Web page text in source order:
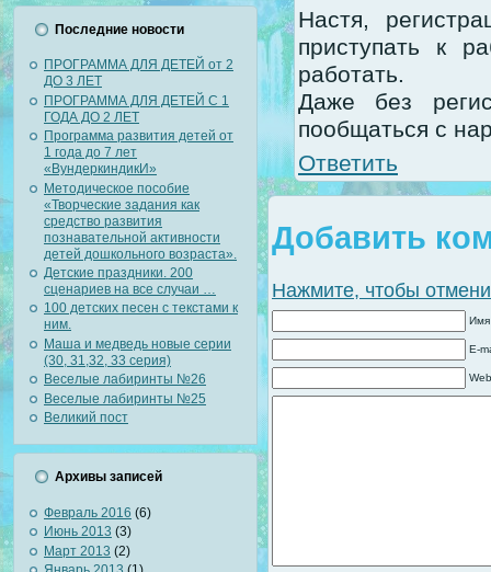
Последние новости
ПРОГРАММА ДЛЯ ДЕТЕЙ от 2
ДО 3 ЛЕТ
ПРОГРАММА ДЛЯ ДЕТЕЙ С 1
ГОДА ДО 2 ЛЕТ
Программа развития детей от
1 года до 7 лет
«ВундеркиндикИ»
Методическое пособие
«Творческие задания как
средство развития
познавательной активности
детей дошкольного возраста».
Детские праздники. 200
сценариев на все случаи …
100 детских песен с текстами к
ним.
Маша и медведь новые серии
(30, 31,32, 33 серия)
Веселые лабиринты №26
Веселые лабиринты №25
Великий пост
Архивы записей
Февраль 2016 (6)
Июнь 2013 (3)
Март 2013 (2)
Настя,
приступать к
работать.
Даже без
пообщаться с
Ответить
Добавить
Нажмите, чтобы
Имя
E-